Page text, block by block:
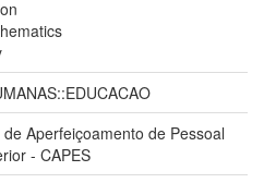
Aperfeiçoamento de Pessoal
- CAPES